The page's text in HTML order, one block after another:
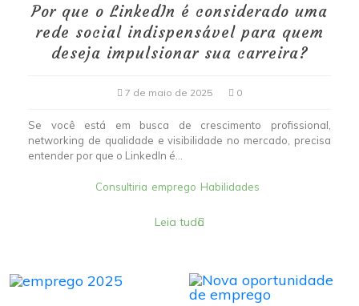
Por que o LinkedIn é considerado uma
rede social indispensável para quem
deseja impulsionar sua carreira?
7 de maio de 2025 0
Se você está em busca de crescimento profissional,
networking de qualidade e visibilidade no mercado, precisa
entender por que o LinkedIn é...
Consultiria emprego Habilidades
Leia tudo